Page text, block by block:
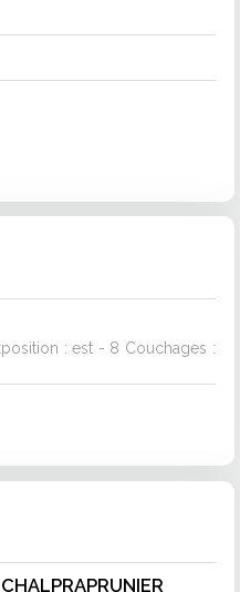
: est - 8 Couchages :